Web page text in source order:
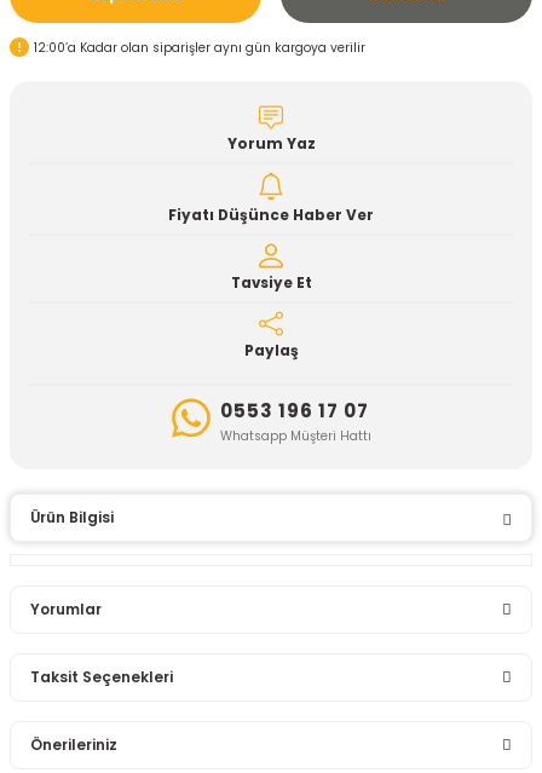
12:00’a Kadar olan siparişler aynı gün kargoya verilir
Yorum Yaz
Fiyatı Düşünce Haber Ver
Tavsiye Et
Paylaş
0553 196 17 07
Whatsapp Müşteri Hattı
Ürün Bilgisi
Yorumlar
Taksit Seçenekleri
Önerileriniz